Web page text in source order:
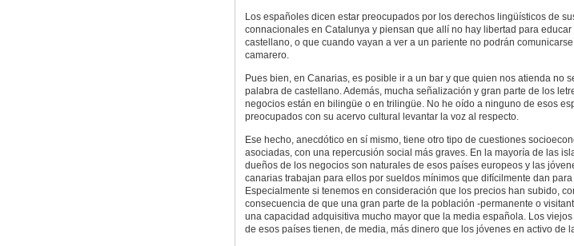
Los españoles dicen estar preocupados por los derechos lingüísticos de
connacionales en Catalunya y piensan que allí no hay libertad para educar
castellano, o que cuando vayan a ver a un pariente no podrán
camarero.
Pues bien, en Canarias, es posible ir a un bar y que quien nos atienda no
palabra de castellano. Además, mucha señalización y gran parte de los
negocios están en bilingüe o en trilingüe. No he oído a ninguno de esos
preocupados con su acervo cultural levantar la voz al respecto.
Ese hecho, anecdótico en sí mismo, tiene otro tipo de cuestiones
asociadas, con una repercusión social más graves. En la mayoría de las
dueños de los negocios son naturales de esos países europeos y las
canarias trabajan para ellos por sueldos mínimos que difícilmente dan para
Especialmente si tenemos en consideración que los precios han subido,
consecuencia de que una gran parte de la población -permanente o
una capacidad adquisitiva mucho mayor que la media española. Los
de esos países tienen, de media, más dinero que los jóvenes en activo de